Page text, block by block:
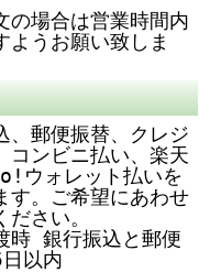
の場合は営業時間内
ようお願い致しま
、郵便振替、クレジ
コンビニ払い、楽天
ウォレット払いを
す。ご希望にあわせ
さい。
時 銀行振込と郵便
以内